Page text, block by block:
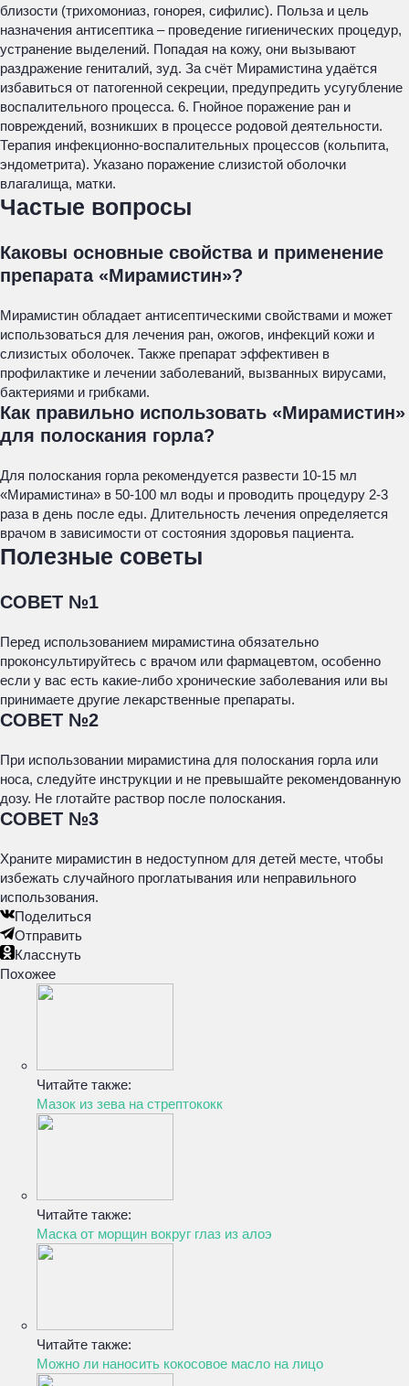
близости (трихомониаз, гонорея, сифилис). Польза и цель
назначения антисептика – проведение гигиенических процедур,
устранение выделений. Попадая на кожу, они вызывают
раздражение гениталий, зуд. За счёт Мирамистина удаётся
избавиться от патогенной секреции, предупредить усугубление
воспалительного процесса. 6. Гнойное поражение ран и
повреждений, возникших в процессе родовой деятельности.
Терапия инфекционно-воспалительных процессов (кольпита,
эндометрита). Указано поражение слизистой оболочки
влагалища, матки.
Частые вопросы
Каковы основные свойства и применение
препарата «Мирамистин»?
Мирамистин обладает антисептическими свойствами и может
использоваться для лечения ран, ожогов, инфекций кожи и
слизистых оболочек. Также препарат эффективен в
профилактике и лечении заболеваний, вызванных вирусами,
бактериями и грибками.
Как правильно использовать «Мирамистин»
для полоскания горла?
Для полоскания горла рекомендуется развести 10-15 мл
«Мирамистина» в 50-100 мл воды и проводить процедуру 2-3
раза в день после еды. Длительность лечения определяется
врачом в зависимости от состояния здоровья пациента.
Полезные советы
СОВЕТ №1
Перед использованием мирамистина обязательно
проконсультируйтесь с врачом или фармацевтом, особенно
если у вас есть какие-либо хронические заболевания или вы
принимаете другие лекарственные препараты.
СОВЕТ №2
При использовании мирамистина для полоскания горла или
носа, следуйте инструкции и не превышайте рекомендованную
дозу. Не глотайте раствор после полоскания.
СОВЕТ №3
Храните мирамистин в недоступном для детей месте, чтобы
избежать случайного проглатывания или неправильного
использования.
Поделиться
Отправить
Класснуть
Похожее
Читайте также:
Мазок из зева на стрептококк
Читайте также:
Маска от морщин вокруг глаз из алоэ
Читайте также:
Можно ли наносить кокосовое масло на лицо